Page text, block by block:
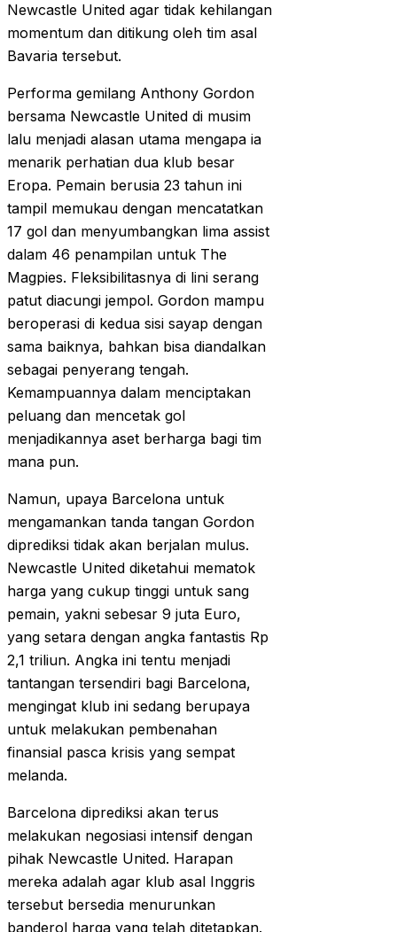
Newcastle United agar tidak kehilangan
momentum dan ditikung oleh tim asal
Bavaria tersebut.
Performa gemilang Anthony Gordon
bersama Newcastle United di musim
lalu menjadi alasan utama mengapa ia
menarik perhatian dua klub besar
Eropa. Pemain berusia 23 tahun ini
tampil memukau dengan mencatatkan
17 gol dan menyumbangkan lima assist
dalam 46 penampilan untuk The
Magpies. Fleksibilitasnya di lini serang
patut diacungi jempol. Gordon mampu
beroperasi di kedua sisi sayap dengan
sama baiknya, bahkan bisa diandalkan
sebagai penyerang tengah.
Kemampuannya dalam menciptakan
peluang dan mencetak gol
menjadikannya aset berharga bagi tim
mana pun.
Namun, upaya Barcelona untuk
mengamankan tanda tangan Gordon
diprediksi tidak akan berjalan mulus.
Newcastle United diketahui mematok
harga yang cukup tinggi untuk sang
pemain, yakni sebesar 9 juta Euro,
yang setara dengan angka fantastis Rp
2,1 triliun. Angka ini tentu menjadi
tantangan tersendiri bagi Barcelona,
mengingat klub ini sedang berupaya
untuk melakukan pembenahan
finansial pasca krisis yang sempat
melanda.
Barcelona diprediksi akan terus
melakukan negosiasi intensif dengan
pihak Newcastle United. Harapan
mereka adalah agar klub asal Inggris
tersebut bersedia menurunkan
banderol harga yang telah ditetapkan.